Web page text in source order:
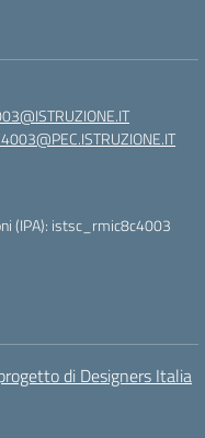
(IPA): istsc_rmic8c4003
di Designers Italia